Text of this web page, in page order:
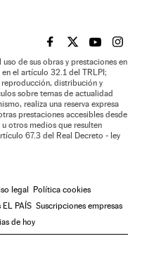
EL PAÍS BRASIL EN
EL PAÍSEL PAÍS
EL
de sus obras y prestaciones en
el artículo 32.1 del TRLPI;
reproducción, distribución y
sobre temas de actualidad
realiza una reserva expresa
prestaciones accesibles desde
otros medios que resulten
67.3 del Real Decreto - ley
legal Política cookies
PAÍS Suscripciones empresas
de hoy